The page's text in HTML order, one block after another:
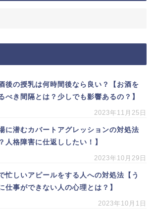
後の授乳は何時間後なら良い？【お酒を
べき間隔とは？少しでも影響あるの？】
2023年11月25日
に潜むカバートアグレッションの対処法
人格障害に仕返ししたい！】
2023年10月29日
忙しいアピールをする人への対処法【う
仕事ができない人の心理とは？】
2023年10月1日